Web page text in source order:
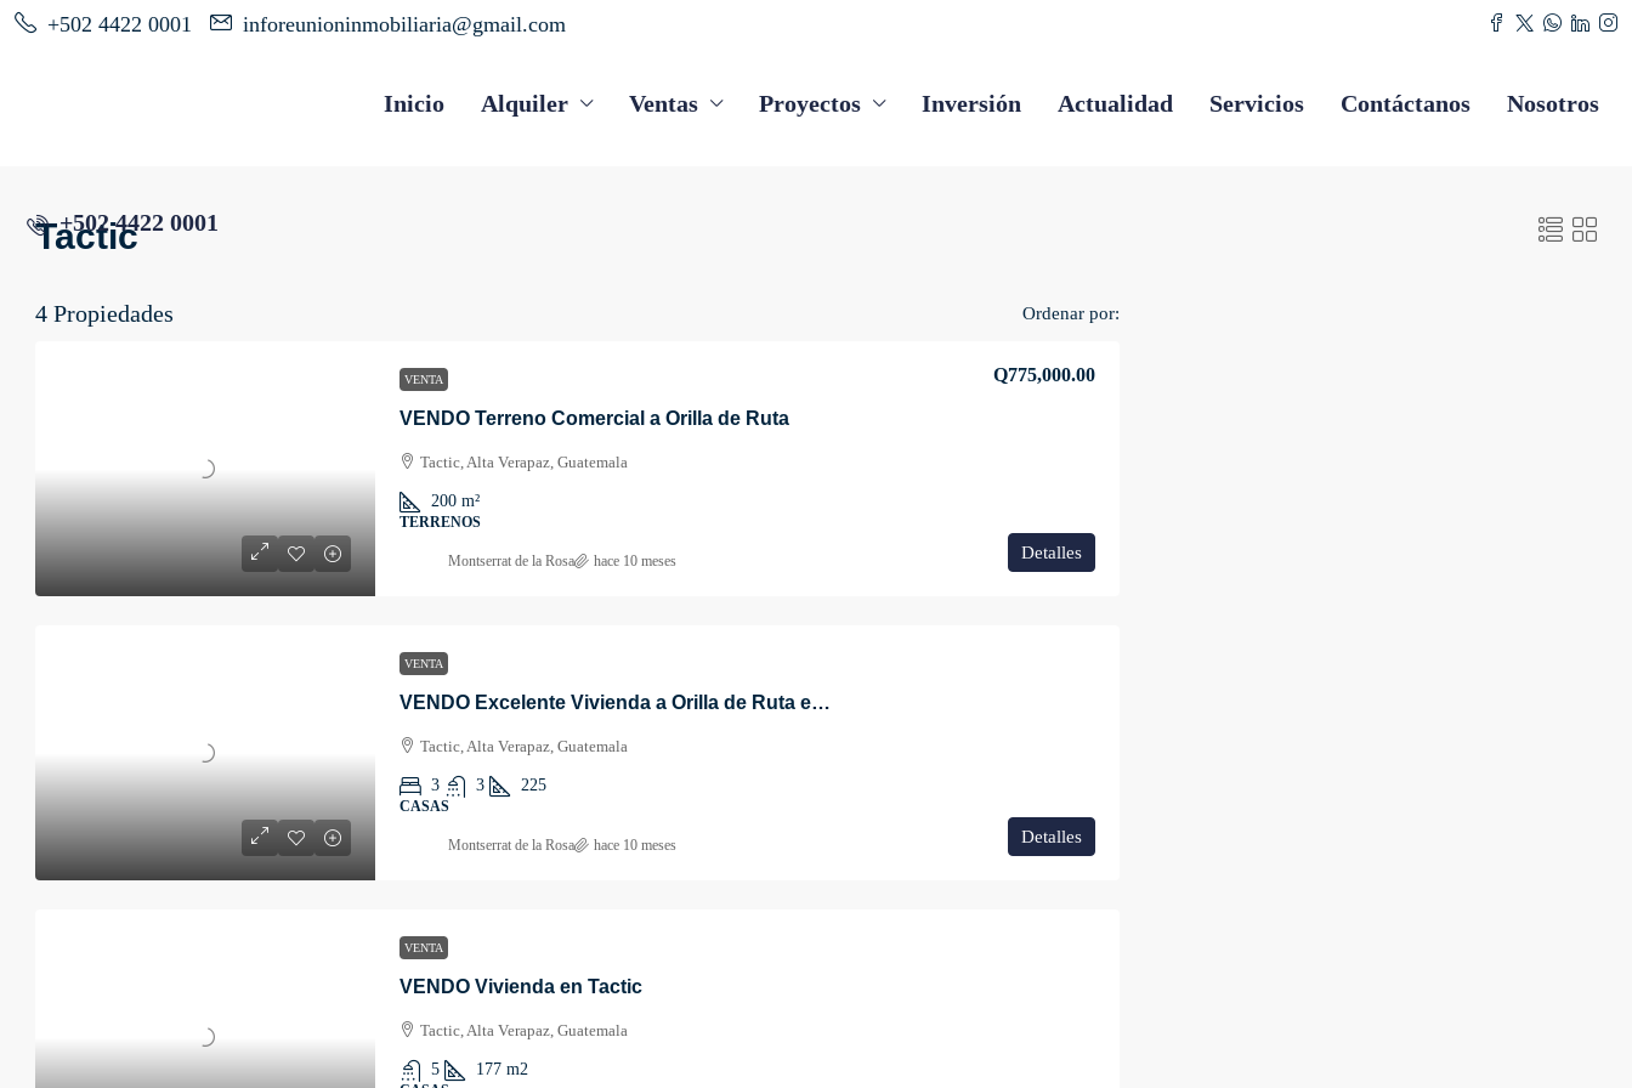
+502 4422 0001 inforeunioninmobiliaria@gmail.com
Inicio Alquiler Ventas Proyectos Inversión Actualidad Servicios Contáctanos Nosotros
+502 4422 0001
Tactic
4 Propiedades Ordenar por:
VENTA
VENDO Terreno Comercial a Orilla de Ruta
Q775,000.00
Tactic, Alta Verapaz, Guatemala
200 m²
TERRENOS
Detalles
Montserrat de la Rosa hace 10 meses
VENTA
VENDO Excelente Vivienda a Orilla de Ruta en Tactic
Tactic, Alta Verapaz, Guatemala
3 3 225
CASAS
Detalles
Montserrat de la Rosa hace 10 meses
VENTA
VENDO Vivienda en Tactic
Tactic, Alta Verapaz, Guatemala
5 177 m2